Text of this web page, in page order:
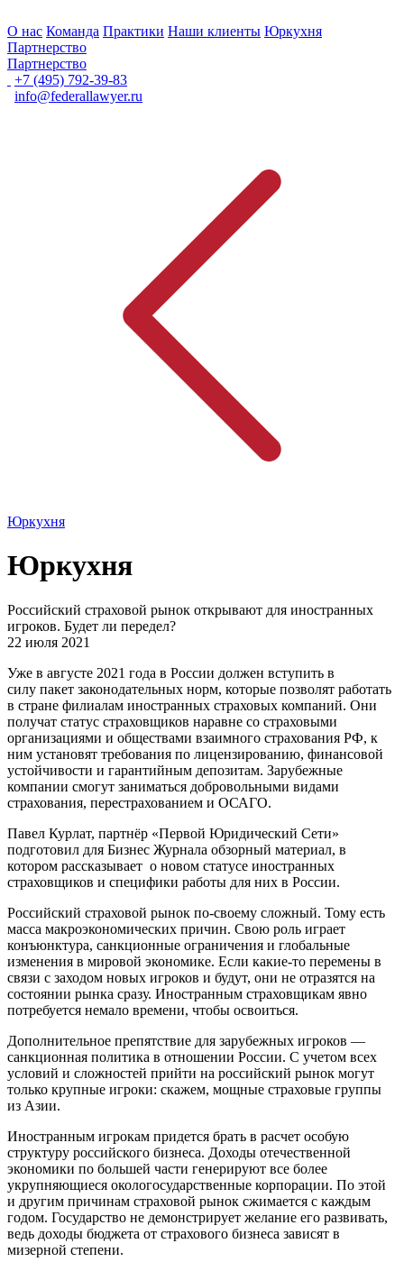
О нас Команда Практики Наши клиенты Юркухня
Партнерство
Партнерство
+7 (495) 792-39-83
info@federallawyer.ru
Юркухня
Юркухня
Российский страховой рынок открывают для иностранных
игроков. Будет ли передел?
22 июля 2021
Уже в августе 2021 года в России должен вступить в
силу пакет законодательных норм, которые позволят работать
в стране филиалам иностранных страховых компаний. Они
получат статус страховщиков наравне со страховыми
организациями и обществами взаимного страхования РФ, к
ним установят требования по лицензированию, финансовой
устойчивости и гарантийным депозитам. Зарубежные
компании смогут заниматься добровольными видами
страхования, перестрахованием и ОСАГО.
Павел Курлат, партнёр «Первой Юридический Сети»
подготовил для Бизнес Журнала обзорный материал, в
котором рассказывает о новом статусе иностранных
страховщиков и специфики работы для них в России.
Российский страховой рынок по-своему сложный. Тому есть
масса макроэкономических причин. Свою роль играет
конъюнктура, санкционные ограничения и глобальные
изменения в мировой экономике. Если какие-то перемены в
связи с заходом новых игроков и будут, они не отразятся на
состоянии рынка сразу. Иностранным страховщикам явно
потребуется немало времени, чтобы освоиться.
Дополнительное препятствие для зарубежных игроков —
санкционная политика в отношении России. С учетом всех
условий и сложностей прийти на российский рынок могут
только крупные игроки: скажем, мощные страховые группы
из Азии.
Иностранным игрокам придется брать в расчет особую
структуру российского бизнеса. Доходы отечественной
экономики по большей части генерируют все более
укрупняющиеся окологосударственные корпорации. По этой
и другим причинам страховой рынок сжимается с каждым
годом. Государство не демонстрирует желание его развивать,
ведь доходы бюджета от страхового бизнеса зависят в
мизерной степени.